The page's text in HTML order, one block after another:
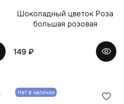
Шоколадный цветок Роза
большая розовая
149 ₽
Нет в наличии